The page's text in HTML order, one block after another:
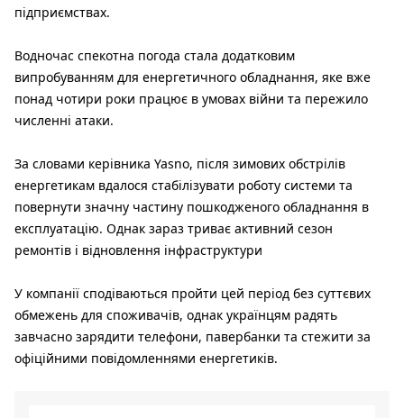
підприємствах.
Водночас спекотна погода стала додатковим
випробуванням для енергетичного обладнання, яке вже
понад чотири роки працює в умовах війни та пережило
численні атаки.
За словами керівника Yasno, після зимових обстрілів
енергетикам вдалося стабілізувати роботу системи та
повернути значну частину пошкодженого обладнання в
експлуатацію. Однак зараз триває активний сезон
ремонтів і відновлення інфраструктури
У компанії сподіваються пройти цей період без суттєвих
обмежень для споживачів, однак українцям радять
завчасно зарядити телефони, павербанки та стежити за
офіційними повідомленнями енергетиків.